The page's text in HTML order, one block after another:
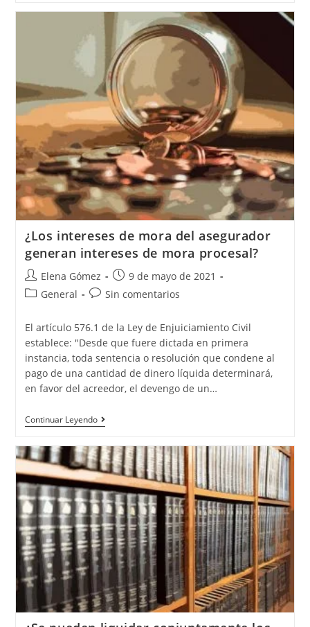
¿Los intereses de mora del asegurador
generan intereses de mora procesal?
Elena Gómez
9 de mayo de 2021
General
Sin comentarios
El artículo 576.1 de la Ley de Enjuiciamiento Civil
establece: "Desde que fuere dictada en primera
instancia, toda sentencia o resolución que condene al
pago de una cantidad de dinero líquida determinará,
en favor del acreedor, el devengo de un…
Continuar Leyendo